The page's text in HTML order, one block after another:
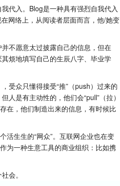
代入。Blog是一种具有强烈自我代入
网络上，从阅读者层面而言，他/她变
不愿意太过披露自己的信息，但在
烦地填写自己的生辰八字、毕业学
受众只懂得接受“推”（push）过来的
人是有主动性的，他们会“pull”（拉）
在，他们制造出来的信息，有时候比
活生生的“网众”。互联网企业也在变
为一种生意工具的商业组织：比如携
会。